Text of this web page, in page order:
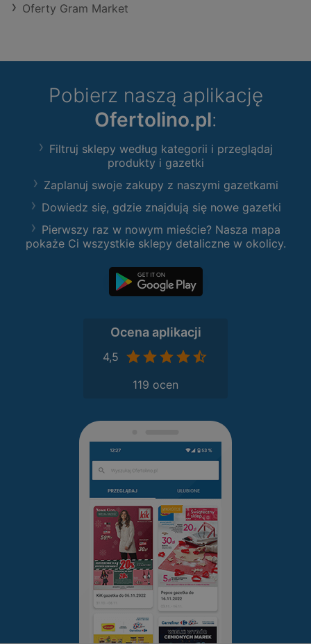
Oferty Gram Market
Pobierz naszą aplikację
Ofertolino.pl:
Filtruj sklepy według kategorii i przeglądaj
produkty i gazetki
Zaplanuj swoje zakupy z naszymi gazetkami
Dowiedz się, gdzie znajdują się nowe gazetki
Pierwszy raz w nowym mieście? Nasza mapa
pokaże Ci wszystkie sklepy detaliczne w okolicy.
Ocena aplikacji
4,5
119 ocen